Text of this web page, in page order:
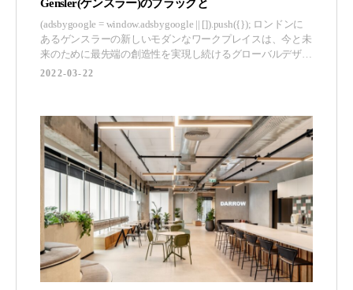
Gensler(ゲンスラー)のブラックと
(adsbygoogle = window.adsbygoogle || []).push({}); ロンドンに
あるゲンスラーの新しいモダンなワークプレイスは、今と未
来のために最先端の創造性を実現し続けるグローバルデザイ
ン会社として、そのプロセスの再構築と変革を促していま
2022-03-22